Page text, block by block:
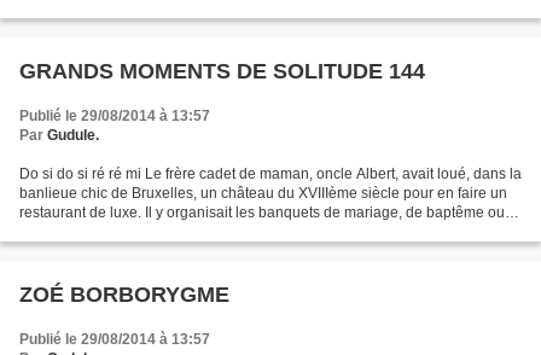
GRANDS MOMENTS DE SOLITUDE 144
Publié le 29/08/2014 à 13:57
Par Gudule.
Do si do si ré ré mi Le frère cadet de maman, oncle Albert, avait loué, dans la
banlieue chic de Bruxelles, un château du XVIIIème siècle pour en faire un
restaurant de luxe. Il y organisait les banquets de mariage, de baptême ou
ZOÉ BORBORYGME
Publié le 29/08/2014 à 13:57